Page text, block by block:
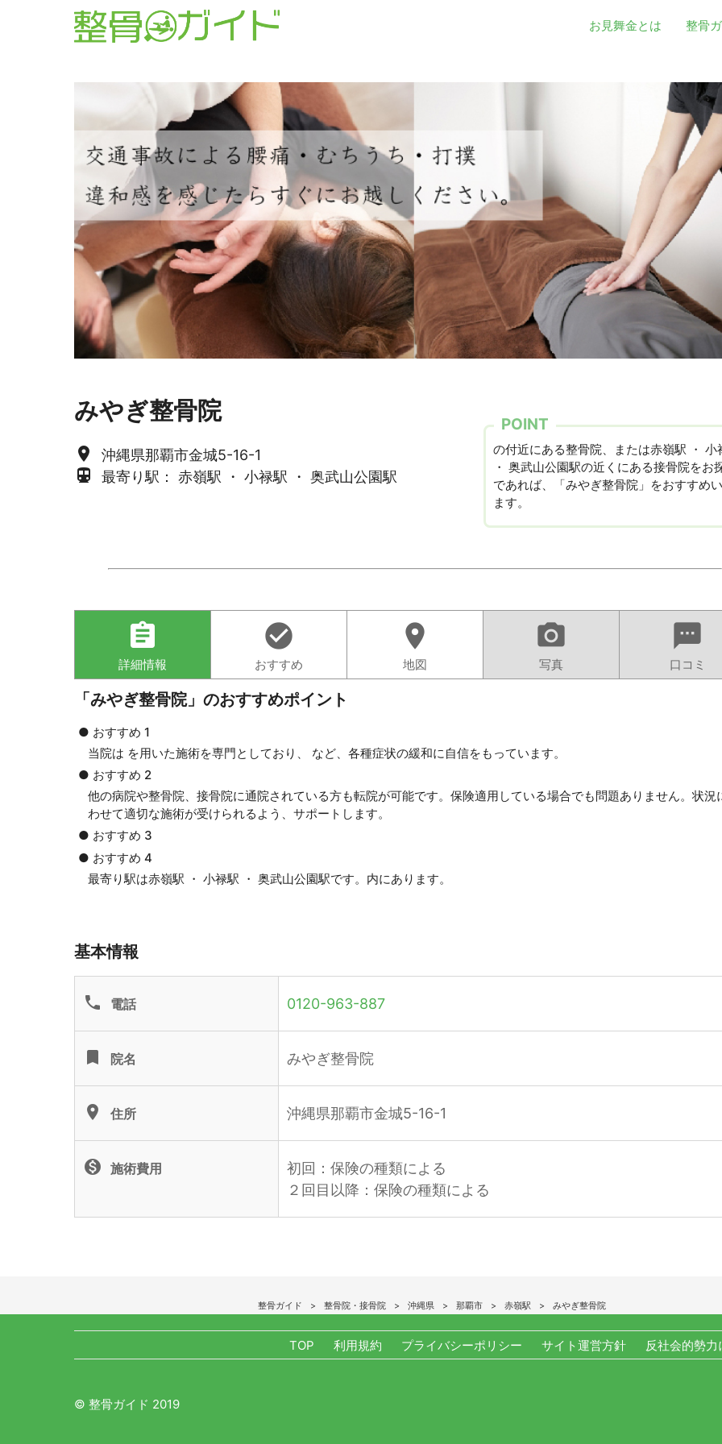
お見舞金とは 整骨
みやぎ整骨院
place 沖縄県那覇市金城5-16-1
directions_subway 最寄り駅： 赤嶺駅 ・ 小禄駅 ・ 奥武山公園駅
POINT
の付近にある整骨院、または赤嶺駅 ・ 小
・ 奥武山公園駅の近くにある接骨院をお
であれば、「みやぎ整骨院」をおすすめ
ます。
assignment
詳細情報
check_circle
おすすめ
location_on
地図
camera_alt
写真
sms
口コミ
「みやぎ整骨院」のおすすめポイント
● おすすめ 1
当院は を用いた施術を専門としており、 など、各種症状の緩和に自信をもっています。
● おすすめ 2
他の病院や整骨院、接骨院に通院されている方も転院が可能です。保険適用している場合でも問題ありません。状況
わせて適切な施術が受けられるよう、サポートします。
● おすすめ 3
● おすすめ 4
最寄り駅は赤嶺駅 ・ 小禄駅 ・ 奥武山公園駅です。内にあります。
基本情報
phone 電話 0120-963-887
turned_in 院名 みやぎ整骨院
location_on 住所 沖縄県那覇市金城5-16-1
monetization_on 施術費用
初回：保険の種類による
２回目以降：保険の種類による
整骨ガイド 整骨院・接骨院 沖縄県 那覇市 赤嶺駅 みやぎ整骨院
TOP 利用規約 プライバシーポリシー サイト運営方針 反社会的勢
© 整骨ガイド 2019